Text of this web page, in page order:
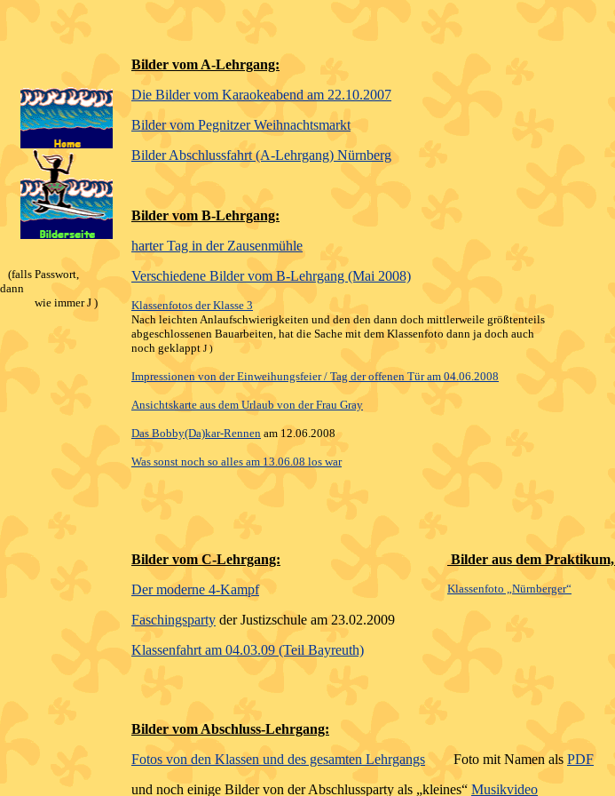
(falls Passwort,
dann
wie immerJ )
Bilder vom A-Lehrgang:
Die Bilder vom Karaokeabend am 22.10.2007
Bilder vom Pegnitzer Weihnachtsmarkt
Bilder Abschlussfahrt (A-Lehrgang) Nürnberg
Bilder vom B-Lehrgang:
harter Tag in der Zausenmühle
Verschiedene Bilder vom B-Lehrgang (Mai 2008)
Klassenfotos der Klasse 3
Nach leichten Anlaufschwierigkeiten und den den dann doch mittlerweile größtenteils
abgeschlossenen Bauarbeiten, hat die Sache mit dem Klassenfoto dann ja doch auch
noch geklappt J )
Impressionen von der Einweihungsfeier / Tag der offenen Tür am 04.06.2008
Ansichtskarte aus dem Urlaub von der Frau Gray
Das Bobby(Da)kar-Rennen am 12.06.2008
Was sonst noch so alles am 13.06.08 los war
Bilder vom C-Lehrgang:
Der moderne 4-Kampf
Faschingsparty der Justizschule am 23.02.2009
Klassenfahrt am 04.03.09 (Teil Bayreuth)
Bilder aus dem Praktikum,
Klassenfoto „Nürnberger“
Bilder vom Abschluss-Lehrgang:
Fotos von den Klassen und des gesamten Lehrgangs
Foto mit Namen als PDF
und noch einige Bilder von der Abschlussparty als „kleines“ Musikvideo